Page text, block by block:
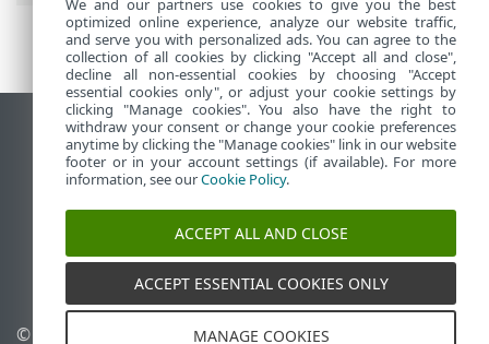
Zobrazit verzi pro počítač
End of Life
ESET Databáze znalostí
ESET Forum
ESET Status Portal
Regionální podpora
© 1992 - 2026 ESET, spol. s Spravovat cookies
We and our partners use cookies to give you the best
optimized online experience, analyze our website traffic,
and serve you with personalized ads. You can agree to the
collection of all cookies by clicking "Accept all and close",
decline all non-essential cookies by choosing "Accept
essential cookies only", or adjust your cookie settings by
clicking "Manage cookies". You also have the right to
withdraw your consent or change your cookie preferences
anytime by clicking the "Manage cookies" link in our website
footer or in your account settings (if available). For more
information, see ourCookie Policy.
ACCEPT ALL AND CLOSE
ACCEPT ESSENTIAL COOKIES ONLY
MANAGE COOKIES